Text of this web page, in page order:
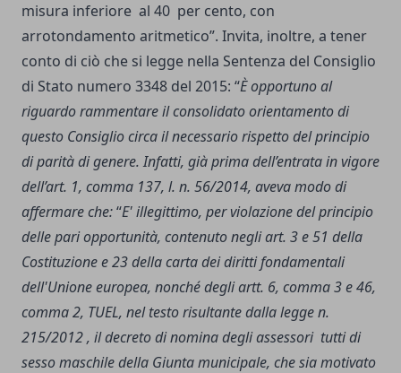
misura inferiore al 40 per cento, con
arrotondamento aritmetico”. Invita, inoltre, a tener
conto di ciò che si legge nella Sentenza del Consiglio
di Stato numero 3348 del 2015: “È opportuno al
riguardo rammentare il consolidato orientamento di
questo Consiglio circa il necessario rispetto del principio
di parità di genere. Infatti, già prima dell’entrata in vigore
dell’art. 1, comma 137, l. n. 56/2014, aveva modo di
affermare che:“E' illegittimo, per violazione del principio
delle pari opportunità, contenuto negli art. 3 e 51 della
Costituzione e 23 della carta dei diritti fondamentali
dell'Unione europea, nonché degli artt. 6, comma 3 e 46,
comma 2, TUEL, nel testo risultante dalla legge n.
215/2012 , il decreto di nomina degli assessori ­ tutti di
sesso maschile della Giunta municipale, che sia motivato